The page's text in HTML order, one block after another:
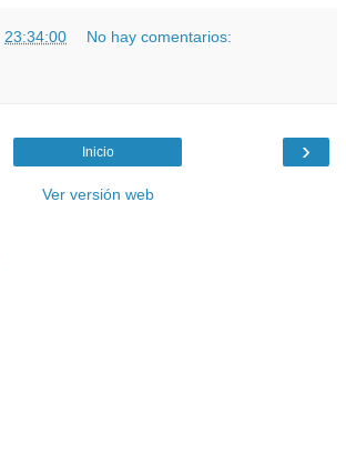
23:34:00 No hay comentarios:
›
Inicio
Ver versión web